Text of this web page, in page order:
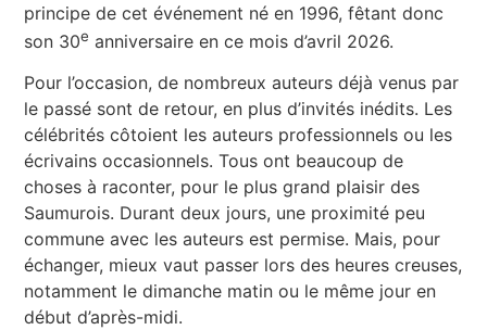
principe de cet événement né en 1996, fêtant donc
son 30e anniversaire en ce mois d’avril 2026.
Pour l’occasion, de nombreux auteurs déjà venus par
le passé sont de retour, en plus d’invités inédits. Les
célébrités côtoient les auteurs professionnels ou les
écrivains occasionnels. Tous ont beaucoup de
choses à raconter, pour le plus grand plaisir des
Saumurois. Durant deux jours, une proximité peu
commune avec les auteurs est permise. Mais, pour
échanger, mieux vaut passer lors des heures creuses,
notamment le dimanche matin ou le même jour en
début d’après-midi.